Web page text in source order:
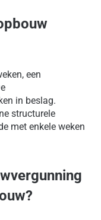
een
in beslag.
structurele
met enkele weken